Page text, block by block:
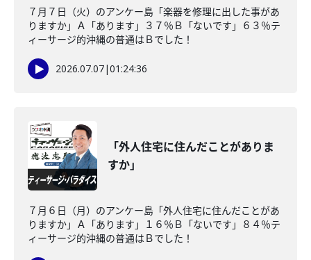
７月７日（火）のアンケー島「楽器を修理に出した事があ
りますか」Ａ「あります」３７％Ｂ「ないです」６３％テ
ィーサージ的沖縄の普通はＢでした！
2026.07.07|01:24:36
「外人住宅に住んだことがありま
すか」
７月６日（月）のアンケー島「外人住宅に住んだことがあ
りますか」Ａ「あります」１６％Ｂ「ないです」８４％テ
ィーサージ的沖縄の普通はＢでした！